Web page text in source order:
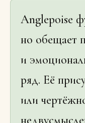
Anglepoise
но обещает
и
ряд. Её
или